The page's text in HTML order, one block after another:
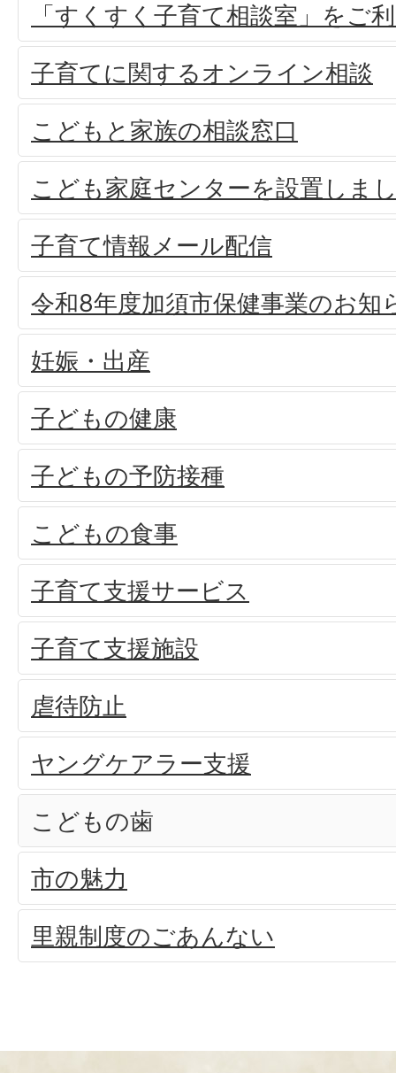
「すくすく子育て相談室」をご
子育てに関するオンライン相談
こどもと家族の相談窓口
こども家庭センターを設置しま
子育て情報メール配信
令和8年度加須市保健事業のお知
妊娠・出産
子どもの健康
子どもの予防接種
こどもの食事
子育て支援サービス
子育て支援施設
虐待防止
ヤングケアラー支援
こどもの歯
市の魅力
里親制度のごあんない